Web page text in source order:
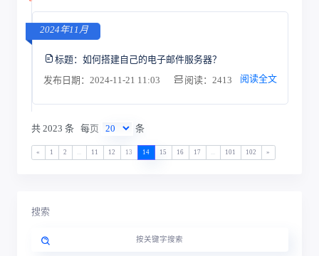
2024年11月
标题： 如何搭建自己的电子邮件服务器？
发布日期：2024-11-21 11:03
阅读：2413 阅读全文
共 2023 条 每页 条
« 1 2 11 12 13 14 15 16 17 101 102 »
搜索